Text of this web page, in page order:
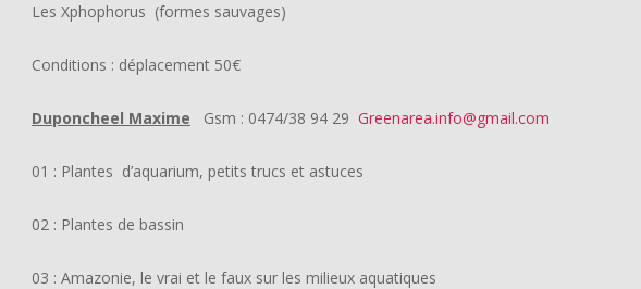
Les Xphophorus (formes sauvages)
Conditions : déplacement 50€
Duponcheel Maxime Gsm : 0474/38 94 29 Greenarea.info@gmail.com
01 : Plantes d’aquarium, petits trucs et astuces
02 : Plantes de bassin
03 : Amazonie, le vrai et le faux sur les milieux aquatiques